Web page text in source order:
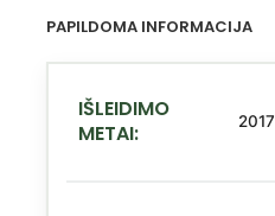
PAPILDOMA INFORMACIJA
IŠLEIDIMO
METAI:
2017